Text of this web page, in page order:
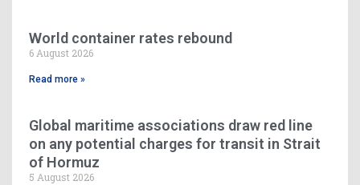
World container rates rebound
6 August 2026
Read more »
Global maritime associations draw red line
on any potential charges for transit in Strait
of Hormuz
5 August 2026